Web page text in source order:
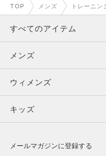
TOP メンズ トレーニン
すべてのアイテム
メンズ
ウィメンズ
キッズ
メンズ
トップス
ボトムス
ウィメンズ
トップス
キッズ
メールマガジンに登録する